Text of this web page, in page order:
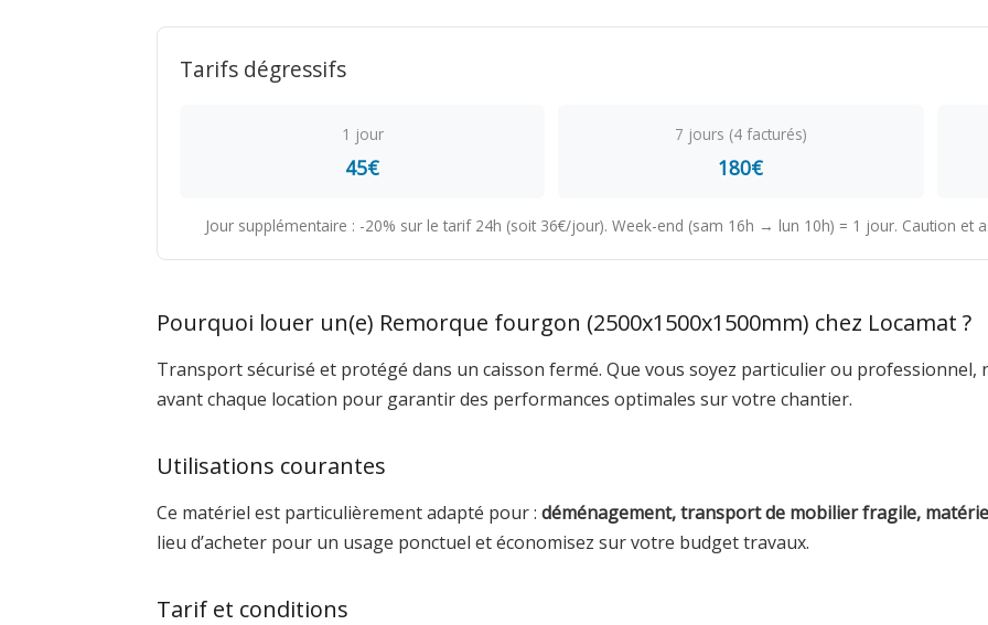
Tarifs dégressifs
1 jour
45€
7 jours (4 facturés)
180€
Jour supplémentaire : -20% sur le tarif 24h (soit 36€/jour). Week-end (sam 16h → lun 10h) = 1 jour. Caution et
Pourquoi louer un(e) Remorque fourgon (2500x1500x1500mm) chez Locamat ?
Transport sécurisé et protégé dans un caisson fermé. Que vous soyez particulier ou
avant chaque location pour garantir des performances optimales sur votre chantier.
Utilisations courantes
Ce matériel est particulièrement adapté pour : déménagement, transport de mobilier fragile,
lieu d’acheter pour un usage ponctuel et économisez sur votre budget travaux.
Tarif et conditions